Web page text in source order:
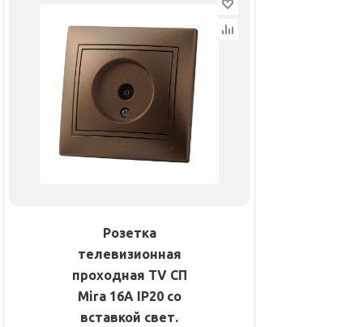
Розетка
телевизионная
проходная TV СП
Mira 16А IP20 со
вставкой свет.